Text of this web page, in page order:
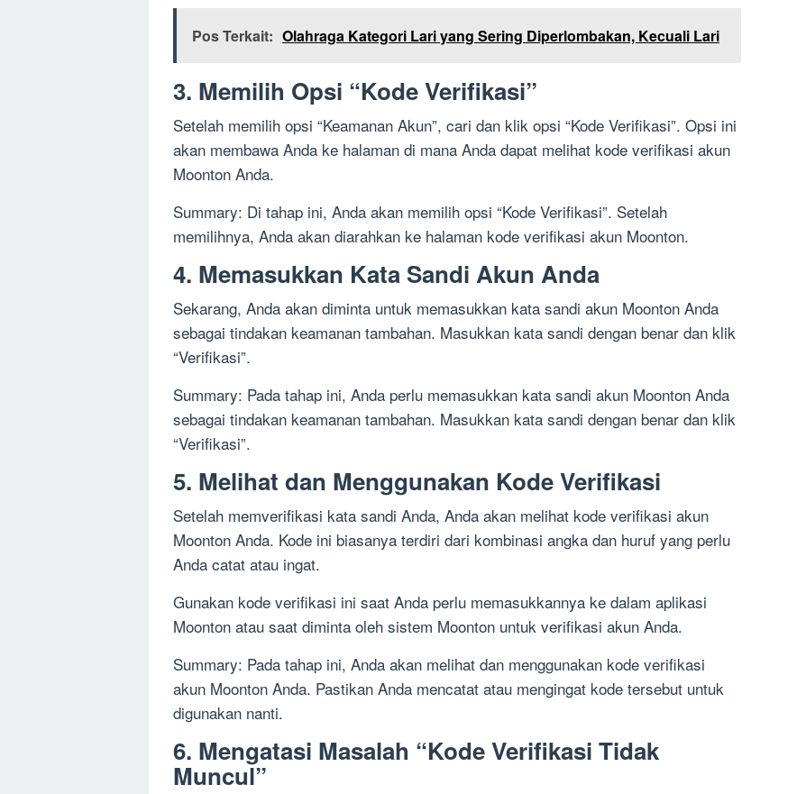
Pos Terkait: Olahraga Kategori Lari yang Sering Diperlombakan, Kecuali Lari
3. Memilih Opsi “Kode Verifikasi”
Setelah memilih opsi “Keamanan Akun”, cari dan klik opsi “Kode Verifikasi”. Opsi ini
akan membawa Anda ke halaman di mana Anda dapat melihat kode verifikasi akun
Moonton Anda.
Summary: Di tahap ini, Anda akan memilih opsi “Kode Verifikasi”. Setelah
memilihnya, Anda akan diarahkan ke halaman kode verifikasi akun Moonton.
4. Memasukkan Kata Sandi Akun Anda
Sekarang, Anda akan diminta untuk memasukkan kata sandi akun Moonton Anda
sebagai tindakan keamanan tambahan. Masukkan kata sandi dengan benar dan klik
“Verifikasi”.
Summary: Pada tahap ini, Anda perlu memasukkan kata sandi akun Moonton Anda
sebagai tindakan keamanan tambahan. Masukkan kata sandi dengan benar dan klik
“Verifikasi”.
5. Melihat dan Menggunakan Kode Verifikasi
Setelah memverifikasi kata sandi Anda, Anda akan melihat kode verifikasi akun
Moonton Anda. Kode ini biasanya terdiri dari kombinasi angka dan huruf yang perlu
Anda catat atau ingat.
Gunakan kode verifikasi ini saat Anda perlu memasukkannya ke dalam aplikasi
Moonton atau saat diminta oleh sistem Moonton untuk verifikasi akun Anda.
Summary: Pada tahap ini, Anda akan melihat dan menggunakan kode verifikasi
akun Moonton Anda. Pastikan Anda mencatat atau mengingat kode tersebut untuk
digunakan nanti.
6. Mengatasi Masalah “Kode Verifikasi Tidak
Muncul”